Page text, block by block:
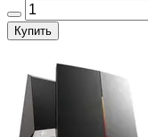
Купить